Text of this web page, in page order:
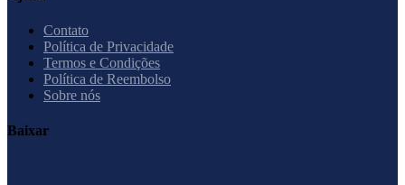
Contato
Política de Privacidade
Termos e Condições
Política de Reembolso
Sobre nós
Baixar